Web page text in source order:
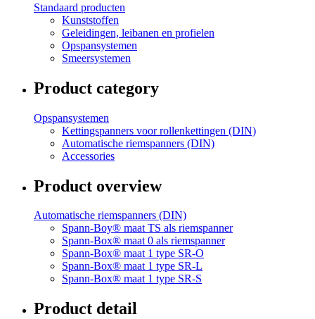
Standaard producten
Kunststoffen
Geleidingen, leibanen en profielen
Opspansystemen
Smeersystemen
Product category
Opspansystemen
Kettingspanners voor rollenkettingen (DIN)
Automatische riemspanners (DIN)
Accessories
Product overview
Automatische riemspanners (DIN)
Spann-Boy® maat TS als riemspanner
Spann-Box® maat 0 als riemspanner
Spann-Box® maat 1 type SR-O
Spann-Box® maat 1 type SR-L
Spann-Box® maat 1 type SR-S
Product detail